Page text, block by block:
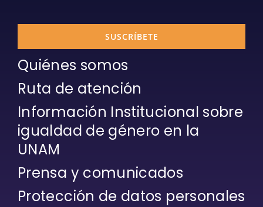
SUSCRÍBETE
Quiénes somos
Ruta de atención
Información Institucional sobre
igualdad de género en la
UNAM
Prensa y comunicados
Protección de datos personales